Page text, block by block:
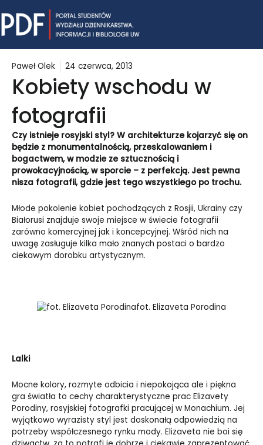
to
content
Paweł Olek 24 czerwca, 2013
Kobiety wschodu w
fotografii
Czy istnieje rosyjski styl? W architekturze kojarzyć się on
będzie z monumentalnością, przeskalowaniem i
bogactwem, w modzie ze sztucznością i
prowokacyjnością, w sporcie – z perfekcją. Jest pewna
nisza fotografii, gdzie jest tego wszystkiego po trochu.
Młode pokolenie kobiet pochodzących z Rosjii, Ukrainy czy
Białorusi znajduje swoje miejsce w świecie fotografii
zarówno komercyjnej jak i koncepcyjnej. Wśród nich na
uwagę zasługuje kilka mało znanych postaci o bardzo
ciekawym dorobku artystycznym.
fot. Elizaveta Porodina
Lalki
Mocne kolory, rozmyte odbicia i niepokojąca ale i piękna
gra światła to cechy charakterystyczne prac Elizavety
Porodiny, rosyjskiej fotografki pracującej w Monachium. Jej
wyjątkowo wyrazisty styl jest doskonałą odpowiedzią na
potrzeby współczesnego rynku mody. Elizaveta nie boi się